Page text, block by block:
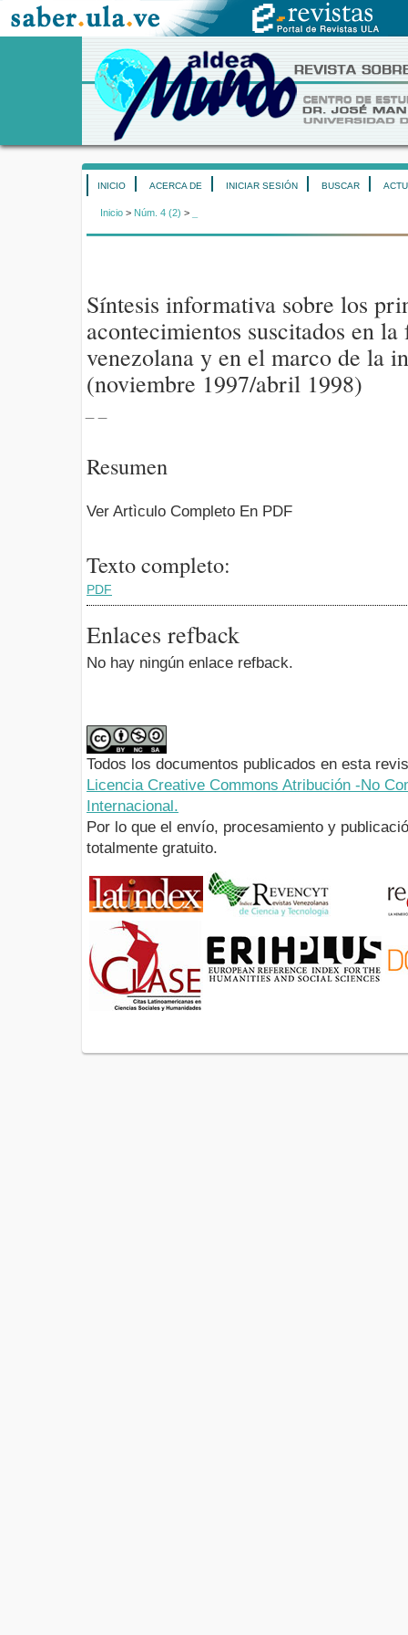
INICIO ACERCA DE INICIAR SESIÓN BUSCAR
Inicio > Núm. 4 (2) >
Síntesis informativa sobre los
acontecimientos suscitados en
venezolana y en el marco de la
(noviembre 1997/abril 1998)
Resumen
Ver Artìculo Completo En PDF
Texto completo:
PDF
Enlaces refback
No hay ningún enlace refback.
Todos los documentos publicados en esta
Licencia Creative Commons Atribución -No
Internacional.
Por lo que el envío, procesamiento y
totalmente gratuito.